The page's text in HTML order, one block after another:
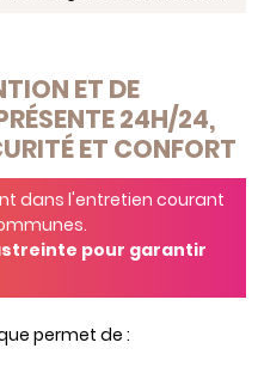
ET DE
24H/24,
ET CONFORT
dans l'entretien courant
pour garantir
permet de :